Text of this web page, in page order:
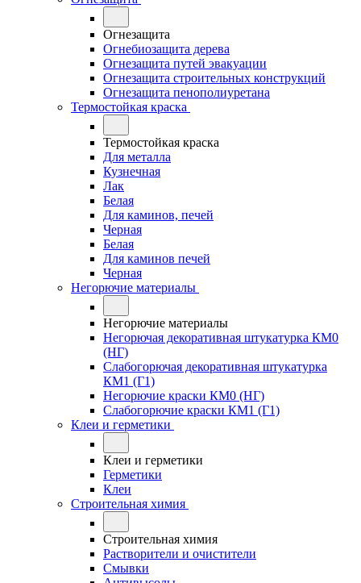
Огнезащита
Огнебиозащита дерева
Огнезащита путей эвакуации
Огнезащита строительных конструкций
Огнезащита пенополиуретана
Термостойкая краска
Термостойкая краска
Для металла
Кузнечная
Лак
Белая
Для каминов, печей
Черная
Белая
Для каминов печей
Черная
Негорючие материалы
Негорючие материалы
Негорючая декоративная штукатурка КМ0
(НГ)
Слабогорючая декоративная штукатурка
КМ1 (Г1)
Негорючие краски КМ0 (НГ)
Слабогорючие краски КМ1 (Г1)
Клеи и герметики
Клеи и герметики
Герметики
Клеи
Строительная химия
Строительная химия
Растворители и очистители
Смывки